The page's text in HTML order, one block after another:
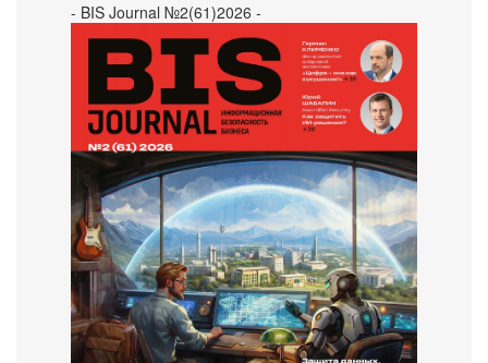
- BIS Journal №2(61)2026 -